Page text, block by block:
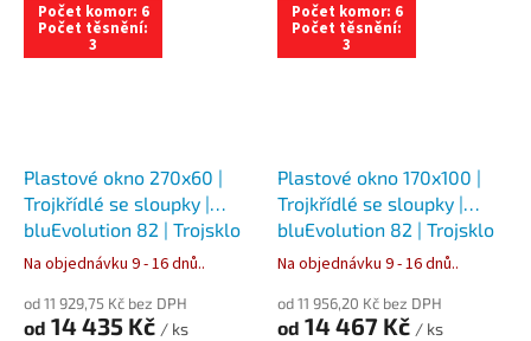
Počet komor: 6
Počet těsnění:
3
Plastové okno 270x60 |
Trojkřídlé se sloupky |
bluEvolution 82 | Trojsklo
Na objednávku 9 - 16 dnů..
od 11 929,75 Kč bez DPH
od 14 435 Kč / ks
Počet komor: 6
Počet těsnění:
3
Plastové okno 170x100 |
Trojkřídlé se sloupky |
bluEvolution 82 | Trojsklo
Na objednávku 9 - 16 dnů..
od 11 956,20 Kč bez DPH
od 14 467 Kč / ks